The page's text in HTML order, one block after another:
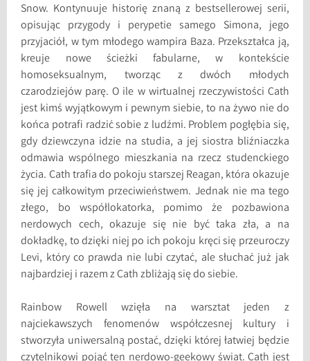
Snow. Kontynuuje historię znaną z bestsellerowej serii,
opisując przygody i perypetie samego Simona, jego
przyjaciół, w tym młodego wampira Baza. Przekształca ją,
kreuje nowe ścieżki fabularne, w kontekście
homoseksualnym, tworząc z dwóch młodych
czarodziejów parę. O ile w wirtualnej rzeczywistości Cath
jest kimś wyjątkowym i pewnym siebie, to na żywo nie do
końca potrafi radzić sobie z ludźmi. Problem pogłębia się,
gdy dziewczyna idzie na studia, a jej siostra bliźniaczka
odmawia wspólnego mieszkania na rzecz studenckiego
życia. Cath trafia do pokoju starszej Reagan, która okazuje
się jej całkowitym przeciwieństwem. Jednak nie ma tego
złego, bo współlokatorka, pomimo że pozbawiona
nerdowych cech, okazuje się nie być taka zła, a na
dokładkę, to dzięki niej po ich pokoju kręci się przeuroczy
Levi, który co prawda nie lubi czytać, ale słuchać już jak
najbardziej i razem z Cath zbliżają się do siebie.
Rainbow Rowell wzięła na warsztat jeden z
najciekawszych fenomenów współczesnej kultury i
stworzyła uniwersalną postać, dzięki której łatwiej będzie
czytelnikowi pojąć ten nerdowo-geekowy świat. Cath jest